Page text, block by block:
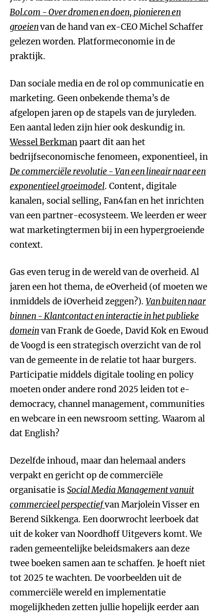
Bol.com - Over dromen en doen, pionieren en
groeienvan de hand van ex-CEO Michel Schaffer
gelezen worden. Platformeconomie in de
praktijk.
Dan sociale media en de rol op communicatie en
marketing. Geen onbekende thema’s de
afgelopen jaren op de stapels van de juryleden.
Een aantal leden zijn hier ook deskundig in.
Wessel Berkmanpaart dit aan het
bedrijfseconomische fenomeen, exponentieel, in
De commerciële revolutie - Van een lineair naar een
exponentieel groeimodel. Content, digitale
kanalen, social selling, Fan4fan en het inrichten
van een partner-ecosysteem. We leerden er weer
wat marketingtermen bij in een hypergroeiende
context.
Gas even terug in de wereld van de overheid. Al
jaren een hot thema, de eOverheid (of moeten we
inmiddels de iOverheid zeggen?). Van buiten naar
binnen - Klantcontact en interactie in het publieke
domeinvan Frank de Goede, David Kok en Ewoud
de Voogd is een strategisch overzicht van de rol
van de gemeente in de relatie tot haar burgers.
Participatie middels digitale tooling en policy
moeten onder andere rond 2025 leiden tot e-
democracy, channel management, communities
en webcare in een newsroom setting. Waarom al
dat English?
Dezelfde inhoud, maar dan helemaal anders
verpakt en gericht op de commerciële
organisatie is Social Media Management vanuit
commercieel perspectiefvan Marjolein Visser en
Berend Sikkenga. Een doorwrocht leerboek dat
uit de koker van Noordhoff Uitgevers komt. We
raden gemeentelijke beleidsmakers aan deze
twee boeken samen aan te schaffen. Je hoeft niet
tot 2025 te wachten. De voorbeelden uit de
commerciële wereld en implementatie
mogelijkheden zetten jullie hopelijk eerder aan